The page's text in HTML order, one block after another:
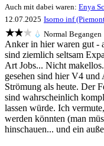
Auch mit dabei waren: Enya
12.07.2025 Isorno inf
★★★ 💧 Normal
Anker in hier waren gut -
sind ziemlich seltsam
Art Jobs... Nicht
gesehen sind hier V4
Strömung als heute. Der
sind wahrscheinlich
lassen würde. Ich
werden könnten (man
hinschauen... und ein